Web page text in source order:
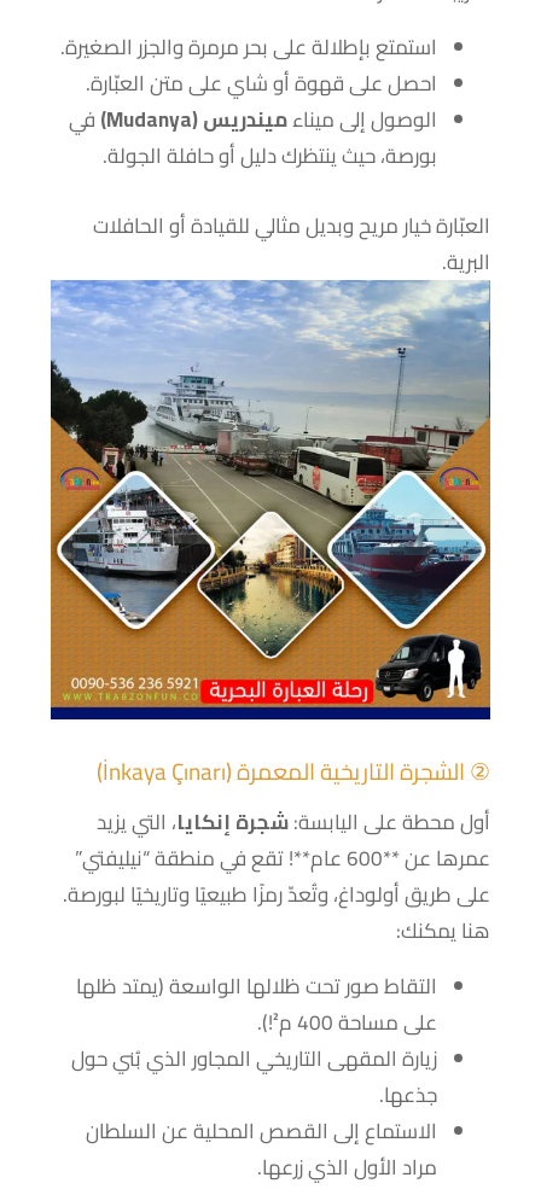
استمتع بإطلالة على بحر مرمرة والجزر الصغيرة.
احصل على قهوة أو شاي على متن العبّارة.
الوصول إلى ميناءميندريس (Mudanya)
في
بورصة، حيث ينتظرك دليل أو حافلة الجولة.
العبّارة خيار مريح وبديل مثالي للقيادة أو الحافلات
البرية.
② الشجرة التاريخية المعمرة (İnkaya Çınarı)
أول محطة على اليابسة:شجرة إنكايا، التي يزيد
عمرها عن **600 عام**! تقع في منطقة “نيليفتي”
على طريق أولوداغ، وتُعدّ رمزًا طبيعيًا وتاريخيًا لبورصة.
هنا يمكنك:
التقاط صور تحت ظلالها الواسعة (يمتد ظلها
على مساحة 400 م²!).
زيارة المقهى التاريخي المجاور الذي بُني حول
جذعها.
الاستماع إلى القصص المحلية عن السلطان
مراد الأول الذي زرعها.